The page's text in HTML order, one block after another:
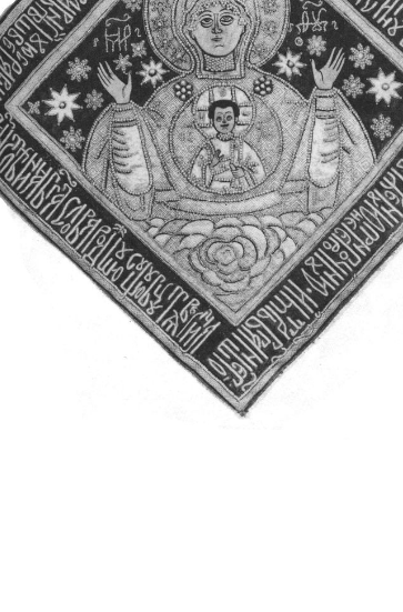
Главная Галерея Храмы-мученики Архангельска
Свято-Троицкий
Свято-Троицкий собор Архангельска
Сегодня мы можем говорить, что Архангельск в
пострадал от целенаправленных
выдающихся памятников архитектуры. Больше
вызванная борьбой с религией, набравшая особую
разрушение православного центра архангельской
Возникнув в начале XVIII века в центре
двухэтажный Троицкий собор, сразу превратился
XVIII веке по масштабам ему не было равных на
оставался самым высоким и значительным из
Один из самых больших и светлых соборов
портового города с отраженными в ней